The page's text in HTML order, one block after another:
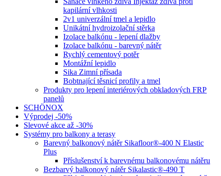
kapilární vlhkosti
2v1 univerzální tmel a lepidlo
Unikátní hydroizolační stěrka
Izolace balkónu - lepení dlažby
Izolace balkónu - barevný nátěr
Rychlý cementový potěr
Montážní lepidlo
Sika Zimní přísada
Bobtnající těsnicí profily a tmel
Produkty pro lepení interiérových obkladových FRP
panelů
SCHÖNOX
Výprodej -50%
Slevové akce až -30%
Systémy pro balkony a terasy
Barevný balkonový nátěr Sikafloor®-400 N Elastic
Plus
Příslušenství k barevnému balkonovému nátěru
Bezbarvý balkonový nátěr Sikalastic®-490 T